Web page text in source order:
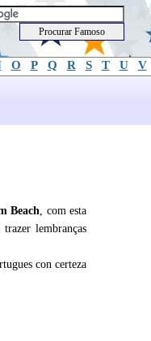
O P Q R S T U V
Beach, com esta
lembranças
con certeza